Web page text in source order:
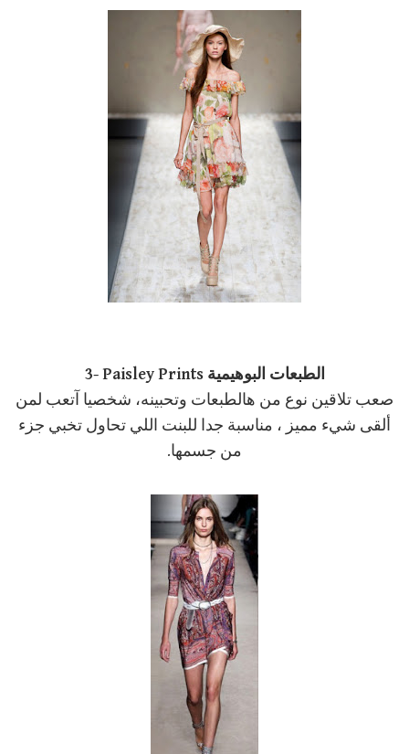
3- Paisley Prints الطبعات البوهيمية
صعب تلاقين نوع من هالطبعات وتحبينه، شخصيا آتعب لمن
ألقى شيء مميز ، مناسبة جدا للبنت اللي تحاول تخبي جزء
من جسمها.